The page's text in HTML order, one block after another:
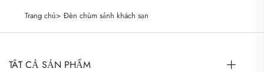
Trang chủ> Đèn chùm sảnh khách sạn
TẤT CẢ SẢN PHẨM